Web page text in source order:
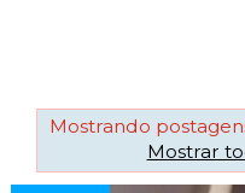
Mostrando
Mostrar